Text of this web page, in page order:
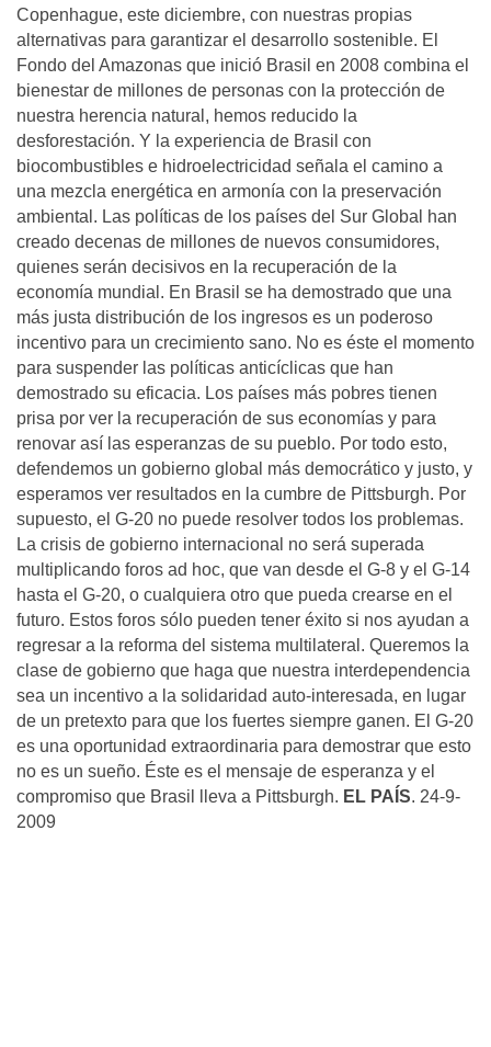
Copenhague, este diciembre, con nuestras propias
alternativas para garantizar el desarrollo sostenible. El
Fondo del Amazonas que inició Brasil en 2008 combina el
bienestar de millones de personas con la protección de
nuestra herencia natural, hemos reducido la
desforestación. Y la experiencia de Brasil con
biocombustibles e hidroelectricidad señala el camino a
una mezcla energética en armonía con la preservación
ambiental. Las políticas de los países del Sur Global han
creado decenas de millones de nuevos consumidores,
quienes serán decisivos en la recuperación de la
economía mundial. En Brasil se ha demostrado que una
más justa distribución de los ingresos es un poderoso
incentivo para un crecimiento sano. No es éste el momento
para suspender las políticas anticíclicas que han
demostrado su eficacia. Los países más pobres tienen
prisa por ver la recuperación de sus economías y para
renovar así las esperanzas de su pueblo. Por todo esto,
defendemos un gobierno global más democrático y justo, y
esperamos ver resultados en la cumbre de Pittsburgh. Por
supuesto, el G-20 no puede resolver todos los problemas.
La crisis de gobierno internacional no será superada
multiplicando foros ad hoc, que van desde el G-8 y el G-14
hasta el G-20, o cualquiera otro que pueda crearse en el
futuro. Estos foros sólo pueden tener éxito si nos ayudan a
regresar a la reforma del sistema multilateral. Queremos la
clase de gobierno que haga que nuestra interdependencia
sea un incentivo a la solidaridad auto-interesada, en lugar
de un pretexto para que los fuertes siempre ganen. El G-20
es una oportunidad extraordinaria para demostrar que esto
no es un sueño. Éste es el mensaje de esperanza y el
compromiso que Brasil lleva a Pittsburgh. EL PAÍS. 24-9-
2009